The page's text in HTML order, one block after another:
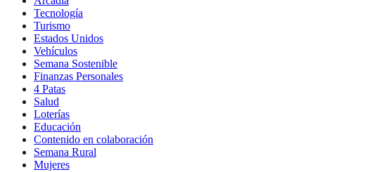
Tecnología
Turismo
Estados Unidos
Vehículos
Semana Sostenible
Finanzas Personales
4 Patas
Salud
Loterías
Educación
Contenido en colaboración
Semana Rural
Mujeres